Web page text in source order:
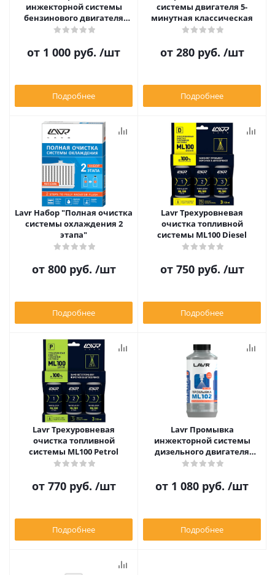
инжекторной системы
бензинового двигателя
ML101 EURO
от 1 000 руб. /шт
Подробнее
системы двигателя 5-
минутная классическая
от 280 руб. /шт
Подробнее
Lavr Набор "Полная очистка
системы охлаждения 2
этапа"
от 800 руб. /шт
Подробнее
Lavr Трехуровневая
очистка топливной
системы ML100 Diesel
от 750 руб. /шт
Подробнее
Lavr Трехуровневая
очистка топливной
системы ML100 Petrol
от 770 руб. /шт
Подробнее
Lavr Промывка
инжекторной системы
дизельного двигателя
ML102
от 1 080 руб. /шт
Подробнее